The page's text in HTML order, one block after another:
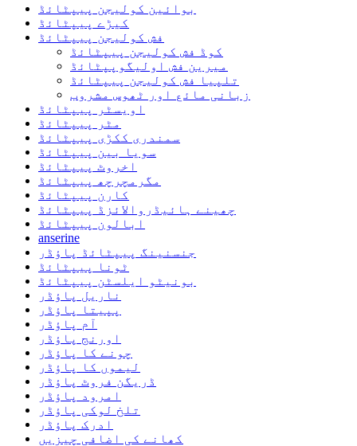
بوائین کولیجن پیپٹائڈ
کیڑے پیپٹائڈ
فش کولیجن پیپٹائڈ
کوڈ فش کولیجن پیپٹائڈ
میرین فش اولیگوپپٹائڈ
تلپیا فش کولیجن پیپٹائڈ
زبانی مائع اور ٹھوس مشروب
اویسٹر پیپٹائڈ
مٹر پیپٹائڈ
سمندری ککڑی پیپٹائڈ
سویا بین پیپٹائڈ
اخروٹ پیپٹائڈ
مگرمچرچھ پیپٹائڈ
کارن پیپٹائڈ
چھینے ہائیڈروالائزڈ پیپٹائڈ
ابالون پیپٹائڈ
anserine
جنسنینگ پیپٹائڈ پاؤڈر
ٹونا پیپٹائڈ
بونیٹو ایلسٹن پیپٹائڈ
ناریل پاؤڈر
پپیتا پاؤڈر
آم پاؤڈر
اورنج پاؤڈر
چونے کا پاؤڈر
لیموں کا پاؤڈر
ڈریگن فروٹ پاؤڈر
امرود پاؤڈر
تلخ لوکی پاؤڈر
ادرک پاؤڈر
کھانے کی اضافی چیزیں